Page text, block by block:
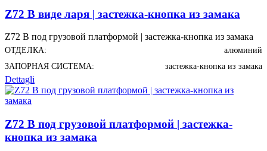
Z72 В виде ларя | застежка-кнопка из замака
Z72 В под грузовой платформой | застежка-кнопка из замака
ОТДЕЛКА:
алюминий
ЗАПОРНАЯ СИСТЕМА:
застежка-кнопка из замака
Dettagli
Z72 В под грузовой платформой | застежка-
кнопка из замака